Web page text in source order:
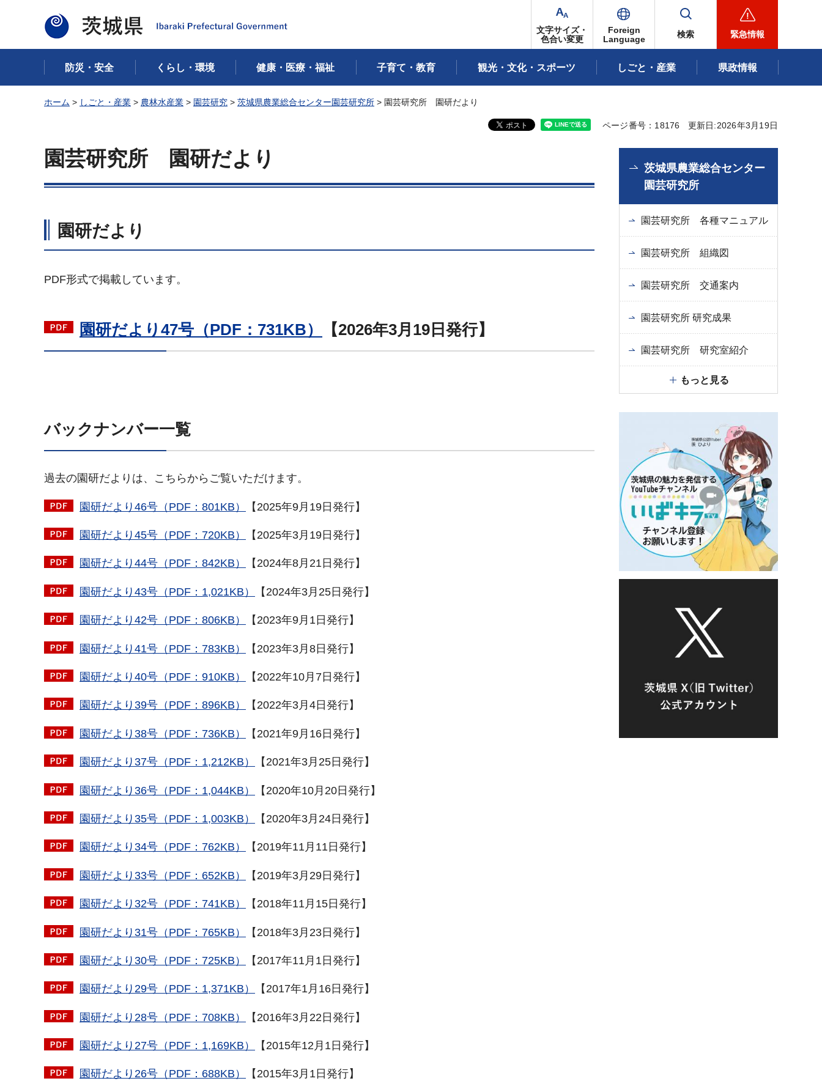
茨城県
文字サイズ・
色合い変更
Foreign
Language
検索 緊急情報
防災・安全 くらし・環境 健康・医療・福祉 子育て・教育 観光・文化・スポーツ しごと・産業 県政情報
ホーム > しごと・産業 > 農林水産業 > 園芸研究 > 茨城県農業総合センター園芸研究所 > 園芸研究所 園研だより
ページ番号：18176 更新日:2026年3月19日
園芸研究所 園研だより
園研だより
PDF形式で掲載しています。
園研だより47号（PDF：731KB） 【2026年3月19日発行】
バックナンバー一覧
過去の園研だよりは、こちらからご覧いただけます。
園研だより46号（PDF：801KB） 【2025年9月19日発行】
園研だより45号（PDF：720KB） 【2025年3月19日発行】
園研だより44号（PDF：842KB） 【2024年8月21日発行】
園研だより43号（PDF：1,021KB） 【2024年3月25日発行】
園研だより42号（PDF：806KB） 【2023年9月1日発行】
園研だより41号（PDF：783KB） 【2023年3月8日発行】
園研だより40号（PDF：910KB） 【2022年10月7日発行】
園研だより39号（PDF：896KB） 【2022年3月4日発行】
園研だより38号（PDF：736KB） 【2021年9月16日発行】
園研だより37号（PDF：1,212KB） 【2021年3月25日発行】
園研だより36号（PDF：1,044KB） 【2020年10月20日発行】
園研だより35号（PDF：1,003KB） 【2020年3月24日発行】
園研だより34号（PDF：762KB） 【2019年11月11日発行】
園研だより33号（PDF：652KB） 【2019年3月29日発行】
園研だより32号（PDF：741KB） 【2018年11月15日発行】
園研だより31号（PDF：765KB） 【2018年3月23日発行】
園研だより30号（PDF：725KB） 【2017年11月1日発行】
園研だより29号（PDF：1,371KB） 【2017年1月16日発行】
園研だより28号（PDF：708KB） 【2016年3月22日発行】
園研だより27号（PDF：1,169KB） 【2015年12月1日発行】
園研だより26号（PDF：688KB） 【2015年3月1日発行】
茨城県農業総合センター
園芸研究所
園芸研究所 各種マニュアル
園芸研究所 組織図
園芸研究所 交通案内
園芸研究所 研究成果
園芸研究所 研究室紹介
もっと見る